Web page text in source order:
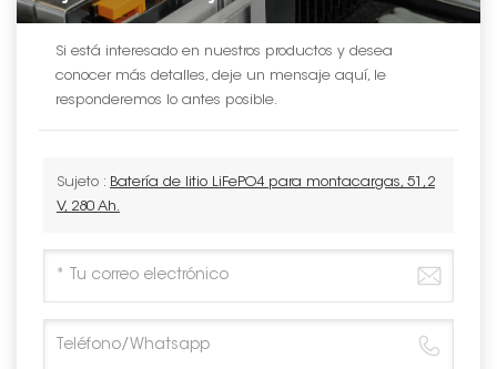
Si está interesado en nuestros productos y desea
conocer más detalles, deje un mensaje aquí, le
responderemos lo antes posible.
Sujeto : Batería de litio LiFePO4 para montacargas, 51,2
V, 280 Ah.